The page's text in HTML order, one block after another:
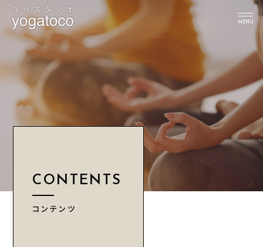
MENU
スタジオについて
インストラクター
クラス
スケジュール
レッスン予約
CONTENTS
コンテンツ